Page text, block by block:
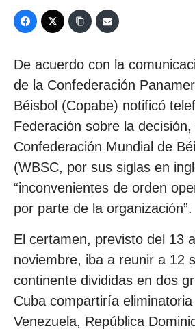
De acuerdo con la
de la Confederación
Béisbol (Copabe) notificó
Federación sobre la
Confederación Mundial de
(WBSC, por sus siglas en
“inconvenientes de orden
por parte de la organización”.
El certamen, previsto del 13
noviembre, iba a reunir a 12
continente divididas en dos
Cuba compartiría
Venezuela, República